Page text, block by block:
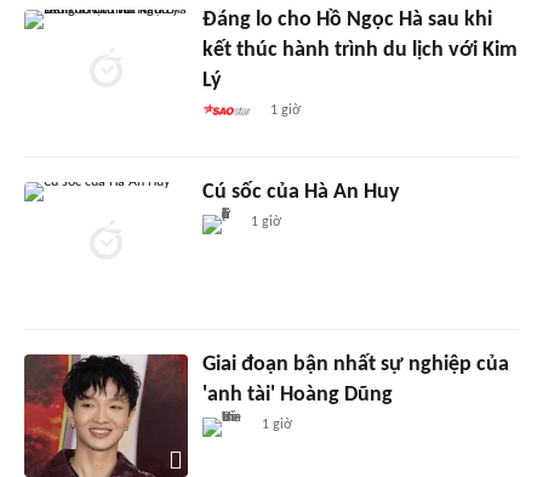
Đáng lo cho Hồ Ngọc Hà sau khi
kết thúc hành trình du lịch với Kim
Lý
1 giờ
Cú sốc của Hà An Huy
1 giờ
Giai đoạn bận nhất sự nghiệp của
'anh tài' Hoàng Dũng
1 giờ